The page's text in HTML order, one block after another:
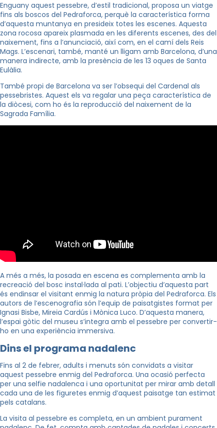
Enguany aquest pessebre, d’estil tradicional, proposa un viatge
fins als boscos del Pedraforca, perquè la característica forma
d’aquesta muntanya en presideix totes les escenes. Aquesta
zona rocosa apareix plasmada en les diferents escenes, des del
naixement, fins a l’anunciació, així com, en el camí dels Reis
Mags. L’escenari, també, manté un lligam amb Barcelona, d’una
manera indirecte, amb la presència de les 13 oques de Santa
Eulàlia.
També propi de Barcelona va ser l’obsequi del Cardenal als
pessebristes. Aquest els va regalar una peça característica de
la diòcesi, com ho és la reproducció del naixement de la
Sagrada Família.
A més a més, la posada en escena es complementa amb la
recreació del bosc instal·lada al pati. L’objectiu d’aquesta part
és endinsar el visitant enmig la natura pròpia del Pedraforca. Els
autors de l’escenografia són l’equip de paisatgistes format per
Ignasi Bisbe, Mireia Cardús i Mònica Luco. D’aquesta manera,
l’espai gòtic del museu s’integra amb el pessebre per convertir-
ho en una experiència immersiva.
Dins el programa nadalenc
Fins al 2 de febrer, adults i menuts són convidats a visitar
aquest pessebre enmig del Pedraforca. Una ocasió perfecta
per una selfie nadalenca i una oportunitat per mirar amb detall
cada una de les figuretes enmig d’aquest paisatge tan estimat
pels catalans.
La visita al pessebre es completa, en un ambient purament